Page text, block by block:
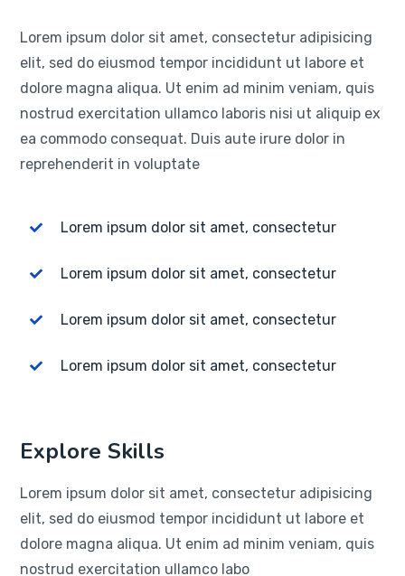
Lorem ipsum dolor sit amet, consectetur adipisicing
elit, sed do eiusmod tempor incididunt ut labore et
dolore magna aliqua. Ut enim ad minim veniam, quis
nostrud exercitation ullamco laboris nisi ut aliquip ex
ea commodo consequat. Duis aute irure dolor in
reprehenderit in voluptate
Lorem ipsum dolor sit amet, consectetur
Lorem ipsum dolor sit amet, consectetur
Lorem ipsum dolor sit amet, consectetur
Lorem ipsum dolor sit amet, consectetur
Explore Skills
Lorem ipsum dolor sit amet, consectetur adipisicing
elit, sed do eiusmod tempor incididunt ut labore et
dolore magna aliqua. Ut enim ad minim veniam, quis
nostrud exercitation ullamco labo